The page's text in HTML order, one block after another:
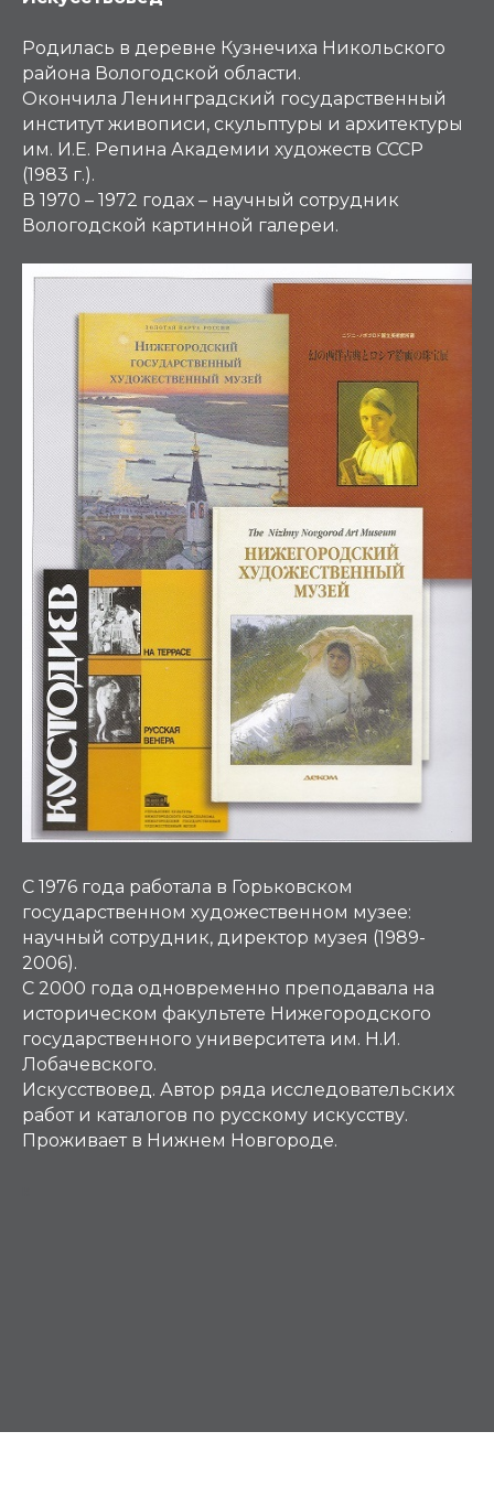
Родилась в деревне Кузнечиха Никольского
района Вологодской области.
Окончила Ленинградский государственный
институт живописи, скульптуры и архитектуры
им. И.Е. Репина Академии художеств СССР
(1983 г.).
В 1970 – 1972 годах – научный сотрудник
Вологодской картинной галереи.
С 1976 года работала в Горьковском
государственном художественном музее:
научный сотрудник, директор музея (1989-
2006).
С 2000 года одновременно преподавала на
историческом факультете Нижегородского
государственного университета им. Н.И.
Лобачевского.
Искусствовед. Автор ряда исследовательских
работ и каталогов по русскому искусству.
Проживает в Нижнем Новгороде.